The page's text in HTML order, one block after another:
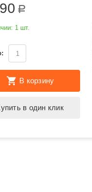
Р
1 шт.
В корзину
в один клик